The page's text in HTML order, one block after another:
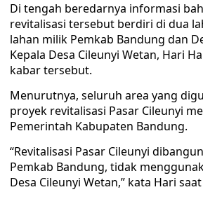
Di tengah beredarnya informasi
revitalisasi tersebut berdiri di dua
lahan milik Pemkab Bandung dan
Kepala Desa Cileunyi Wetan, Hari
kabar tersebut.
Menurutnya, seluruh area yang
proyek revitalisasi Pasar Cileunyi
Pemerintah Kabupaten Bandung.
“Revitalisasi Pasar Cileunyi
Pemkab Bandung, tidak
Desa Cileunyi Wetan,” kata Hari